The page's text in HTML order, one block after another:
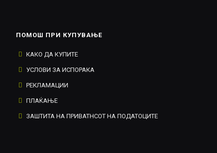
ПОМОШ ПРИ КУПУВАЊЕ
КАКО ДА КУПИТЕ
УСЛОВИ ЗА ИСПОРАКА
РЕКЛАМАЦИИ
ПЛАЌАЊЕ
ЗАШТИТА НА ПРИВАТНСОТ НА ПОДАТОЦИТЕ